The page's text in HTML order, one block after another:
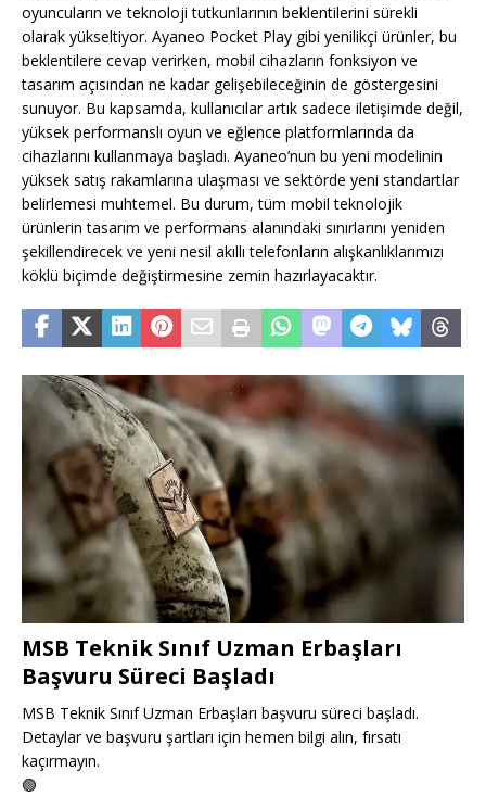
oyuncuların ve teknoloji tutkunlarının beklentilerini sürekli
olarak yükseltiyor. Ayaneo Pocket Play gibi yenilikçi ürünler, bu
beklentilere cevap verirken, mobil cihazların fonksiyon ve
tasarım açısından ne kadar gelişebileceğinin de göstergesini
sunuyor. Bu kapsamda, kullanıcılar artık sadece iletişimde değil,
yüksek performanslı oyun ve eğlence platformlarında da
cihazlarını kullanmaya başladı. Ayaneo’nun bu yeni modelinin
yüksek satış rakamlarına ulaşması ve sektörde yeni standartlar
belirlemesi muhtemel. Bu durum, tüm mobil teknolojik
ürünlerin tasarım ve performans alanındaki sınırlarını yeniden
şekillendirecek ve yeni nesil akıllı telefonların alışkanlıklarımızı
köklü biçimde değiştirmesine zemin hazırlayacaktır.
MSB Teknik Sınıf Uzman Erbaşları
Başvuru Süreci Başladı
MSB Teknik Sınıf Uzman Erbaşları başvuru süreci başladı.
Detaylar ve başvuru şartları için hemen bilgi alın, fırsatı
kaçırmayın.
🟢